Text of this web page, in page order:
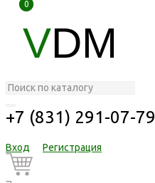
VDM
+7 (831) 291-07-79
Вход Регистрация
0
0